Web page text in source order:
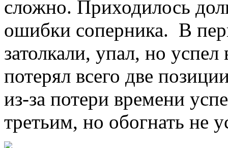
сложно. Приходилось
ошибки соперника. В
затолкали, упал, но
потерял всего две
из-за потери времени
третьим, но обогнать не